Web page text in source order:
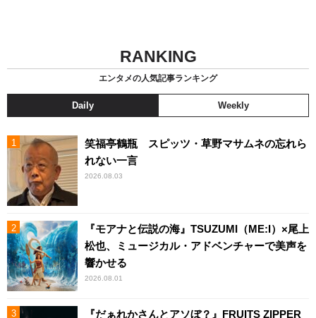
RANKING
エンタメの人気記事ランキング
Daily Weekly
笑福亭鶴瓶 スピッツ・草野マサムネの忘れら
れない一言
2026.08.03
『モアナと伝説の海』TSUZUMI（ME:I）×尾上
松也、ミュージカル・アドベンチャーで美声を
響かせる
2026.08.01
『だぁれかさんとアソぼ？』FRUITS ZIPPER